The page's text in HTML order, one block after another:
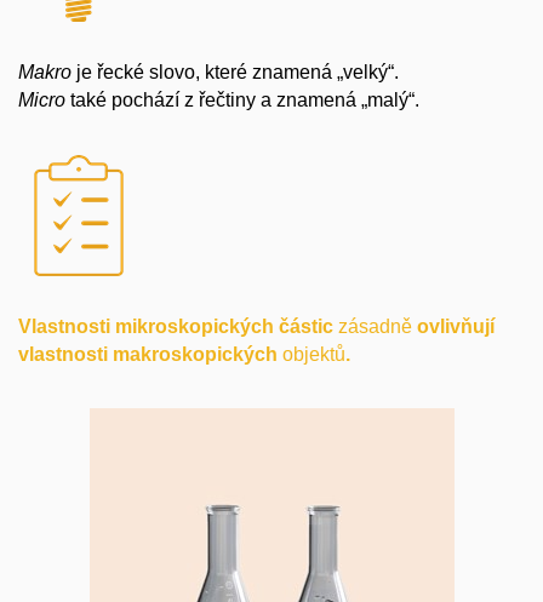
Makro je řecké slovo, které znamená „velký“.
Micro také pochází z řečtiny a znamená „malý“.
Vlastnosti mikroskopických částic zásadně ovlivňují
vlastnosti makroskopických objektů.